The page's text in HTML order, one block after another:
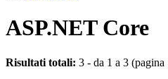
ASP.NET Core
Risultati totali: 3 - da 1 a 3 (pagina